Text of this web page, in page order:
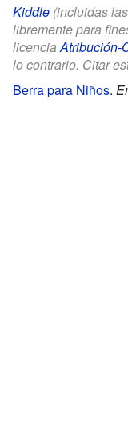
Kiddle (incluidas
libremente para
licenciaAtribución-
lo contrario. Citar
Berra para Niños.